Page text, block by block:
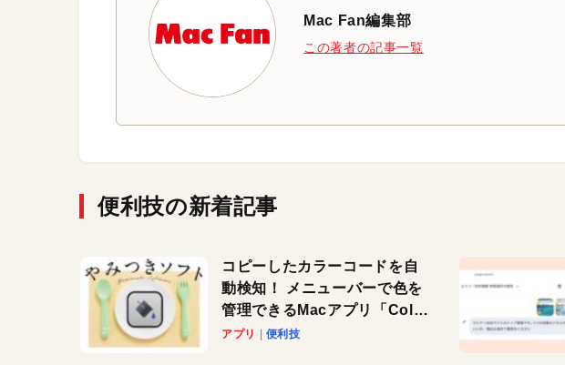
Mac Fan編集部
この著者の記事一覧
便利技の新着記事
コピーしたカラーコードを自
動検知！ メニューバーで色を
管理できるMacアプリ「Color
Copy Bucket」
アプリ 便利技